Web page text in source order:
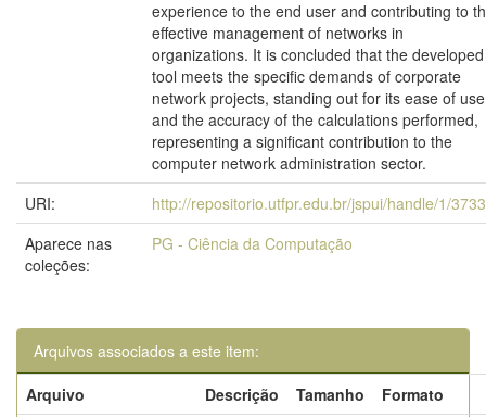
experience to the end user and contributing to
effective management of networks in
organizations. It is concluded that the developed
tool meets the specific demands of corporate
network projects, standing out for its ease of use
and the accuracy of the calculations performed,
representing a significant contribution to the
computer network administration sector.
URI:
http://repositorio.utfpr.edu.br/jspui/handle/1/
Aparece nas
coleções:
PG - Ciência da Computação
Arquivos associados a este item:
Arquivo
Descrição Tamanho
Formato